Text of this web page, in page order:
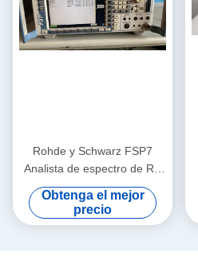
Rohde y Schwarz FSP7
Analista de espectro de RF
de 9 KHz a 7 GHz portátil
con nivel de ruido de -155
dBm
Obtenga el mejor
precio